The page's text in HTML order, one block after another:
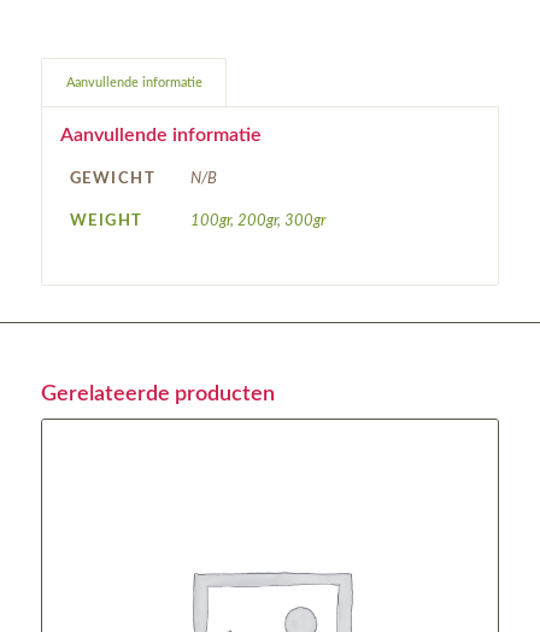
Aanvullende informatie
Aanvullende informatie
GEWICHT N/B
WEIGHT 100gr, 200gr, 300gr
Gerelateerde producten